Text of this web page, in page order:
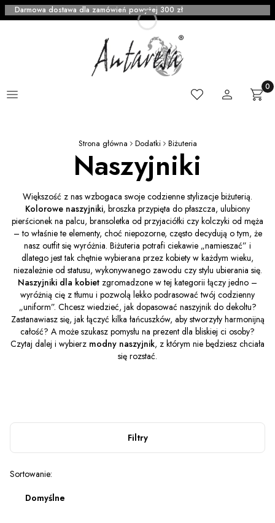
Darmowa dostawa dla zamówień powyżej 300 zł
Menu UlubioneZaloguj się
Strona główna Dodatki Biżuteria
Naszyjniki
Większość z nas wzbogaca swoje codzienne stylizacje biżuterią.
Kolorowe naszyjniki, broszka przypięta do płaszcza, ulubiony
pierścionek na palcu, bransoletka od przyjaciółki czy kolczyki od męża
– to właśnie te elementy, choć niepozorne, często decydują o tym, że
nasz outfit się wyróżnia. Biżuteria potrafi ciekawie „namieszać” i
dlatego jest tak chętnie wybierana przez kobiety w każdym wieku,
niezależnie od statusu, wykonywanego zawodu czy stylu ubierania się.
Naszyjniki dla kobiet zgromadzone w tej kategorii łączy jedno –
wyróżnią cię z tłumu i pozwolą lekko podrasować twój codzienny
„uniform”. Chcesz wiedzieć, jak dopasować naszyjnik do dekoltu?
Zastanawiasz się, jak łączyć kilka łańcuszków, aby stworzyły harmonijną
całość? A może szukasz pomysłu na prezent dla bliskiej ci osoby?
Czytaj dalej i wybierz modny naszyjnik, z którym nie będziesz chciała
się rozstać.
Filtry
Lista produktów
Sortowanie:
Domyślne